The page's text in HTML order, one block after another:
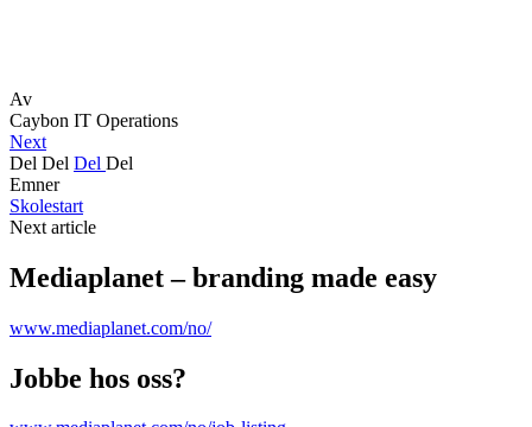
Av
Caybon IT Operations
Next
Del Del Del Del
Emner
Skolestart
Next article
Mediaplanet – branding made easy
www.mediaplanet.com/no/
Jobbe hos oss?